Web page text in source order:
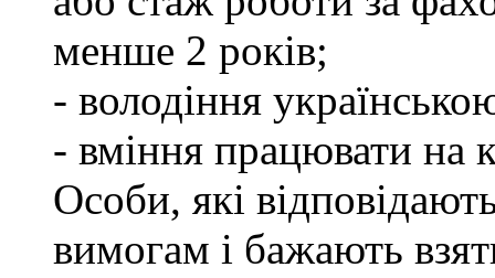
менше 2 років;
- володіння
- вміння працювати на
Особи, які
вимогам і бажають